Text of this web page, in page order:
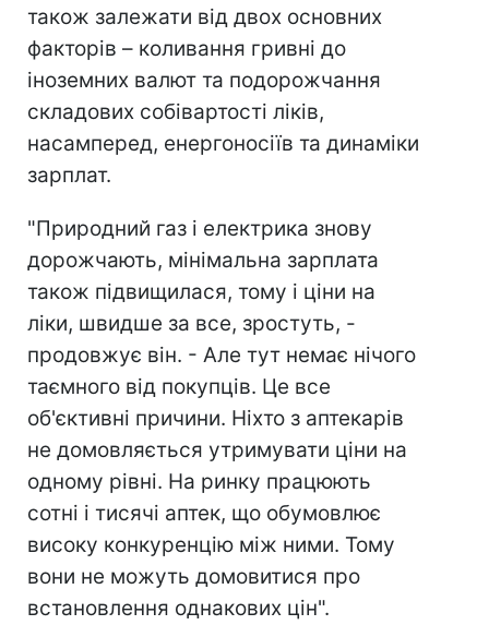
також залежати від двох основних
факторів – коливання гривні до
іноземних валют та подорожчання
складових собівартості ліків,
насамперед, енергоносіїв та динаміки
зарплат.
"Природний газ і електрика знову
дорожчають, мінімальна зарплата
також підвищилася, тому і ціни на
ліки, швидше за все, зростуть, -
продовжує він. - Але тут немає нічого
таємного від покупців. Це все
об'єктивні причини. Ніхто з аптекарів
не домовляється утримувати ціни на
одному рівні. На ринку працюють
сотні і тисячі аптек, що обумовлює
високу конкуренцію між ними. Тому
вони не можуть домовитися про
встановлення однакових цін".